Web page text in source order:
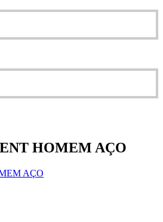
HOMEM AÇO
AÇO